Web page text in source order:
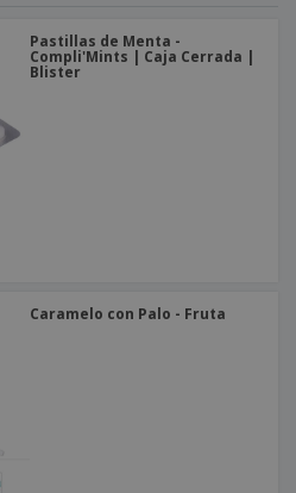
Pastillas de Menta -
Compli'Mints | Caja Cerrada |
Blister
Caramelo con Palo - Fruta